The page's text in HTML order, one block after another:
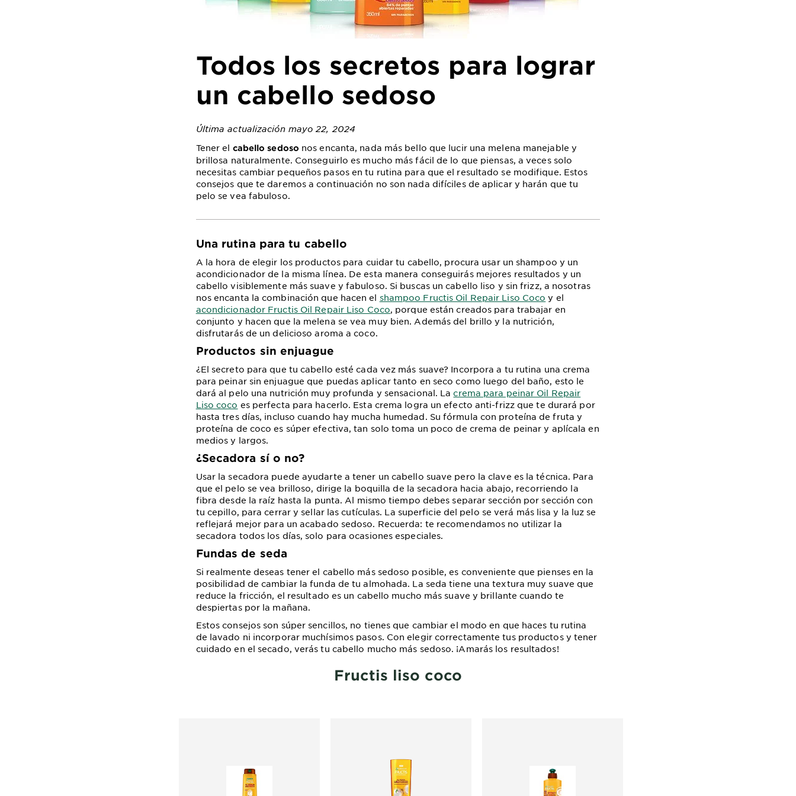
Todos los secretos para lograr
un cabello sedoso
Última actualización mayo 22, 2024
Tener el cabello sedoso nos encanta, nada más bello que lucir una melena manejable y
brillosa naturalmente. Conseguirlo es mucho más fácil de lo que piensas, a veces solo
necesitas cambiar pequeños pasos en tu rutina para que el resultado se modifique. Estos
consejos que te daremos a continuación no son nada difíciles de aplicar y harán que tu
pelo se vea fabuloso.
Una rutina para tu cabello
A la hora de elegir los productos para cuidar tu cabello, procura usar un shampoo y un
acondicionador de la misma línea. De esta manera conseguirás mejores resultados y un
cabello visiblemente más suave y fabuloso. Si buscas un cabello liso y sin frizz, a nosotras
nos encanta la combinación que hacen el shampoo Fructis Oil Repair Liso Coco y el
acondicionador Fructis Oil Repair Liso Coco, porque están creados para trabajar en
conjunto y hacen que la melena se vea muy bien. Además del brillo y la nutrición,
disfrutarás de un delicioso aroma a coco.
Productos sin enjuague
¿El secreto para que tu cabello esté cada vez más suave? Incorpora a tu rutina una crema
para peinar sin enjuague que puedas aplicar tanto en seco como luego del baño, esto le
dará al pelo una nutrición muy profunda y sensacional. Lacrema para peinar Oil Repair
Liso coco es perfecta para hacerlo. Esta crema logra un efecto anti-frizz que te durará por
hasta tres días, incluso cuando hay mucha humedad. Su fórmula con proteína de fruta y
proteína de coco es súper efectiva, tan solo toma un poco de crema de peinar y aplícala en
medios y largos.
¿Secadora sí o no?
Usar la secadora puede ayudarte a tener un cabello suave pero la clave es la técnica. Para
que el pelo se vea brilloso, dirige la boquilla de la secadora hacia abajo, recorriendo la
fibra desde la raíz hasta la punta. Al mismo tiempo debes separar sección por sección con
tu cepillo, para cerrar y sellar las cutículas. La superficie del pelo se verá más lisa y la luz se
reflejará mejor para un acabado sedoso. Recuerda: te recomendamos no utilizar la
secadora todos los días, solo para ocasiones especiales.
Fundas de seda
Si realmente deseas tener el cabello más sedoso posible, es conveniente que pienses en la
posibilidad de cambiar la funda de tu almohada. La seda tiene una textura muy suave que
reduce la fricción, el resultado es un cabello mucho más suave y brillante cuando te
despiertas por la mañana.
Estos consejos son súper sencillos, no tienes que cambiar el modo en que haces tu rutina
de lavado ni incorporar muchísimos pasos. Con elegir correctamente tus productos y tener
cuidado en el secado, verás tu cabello mucho más sedoso. ¡Amarás los resultados!
Fructis liso coco